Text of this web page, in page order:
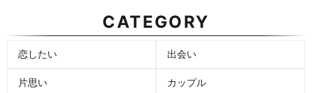
CATEGORY
恋したい 出会い
片思い カップル